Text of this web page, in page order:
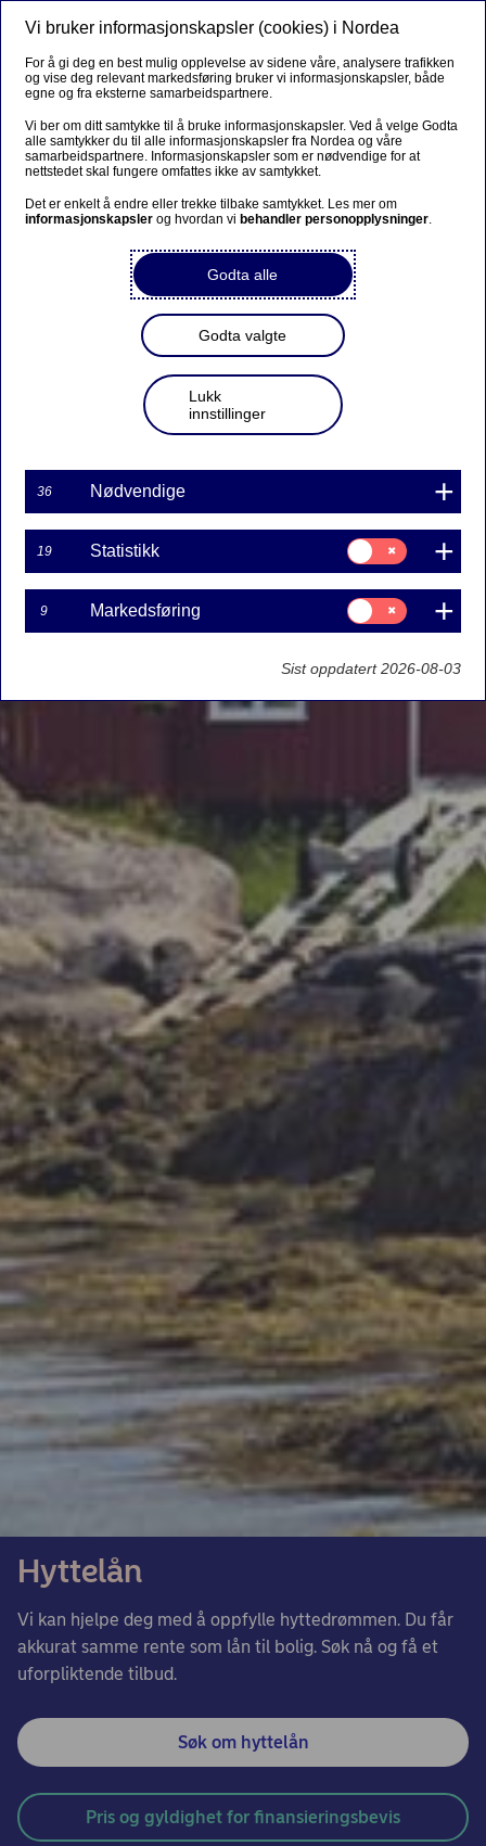
Hyttelån
Vi kan hjelpe deg med å oppfylle hyttedrømmen. Du får
akkurat samme rente som lån til bolig. Søk nå og få et
uforpliktende tilbud.
Søk om hyttelån
Pris og gyldighet for finansieringsbevis
Vi bruker informasjonskapsler (cookies) i Nordea
For å gi deg en best mulig opplevelse av sidene våre, analysere trafikken
og vise deg relevant markedsføring bruker vi informasjonskapsler, både
egne og fra eksterne samarbeidspartnere.
Vi ber om ditt samtykke til å bruke informasjonskapsler. Ved å velge Godta
alle samtykker du til alle informasjonskapsler fra Nordea og våre
samarbeidspartnere. Informasjonskapsler som er nødvendige for at
nettstedet skal fungere omfattes ikke av samtykket.
Det er enkelt å endre eller trekke tilbake samtykket. Les mer om
informasjonskapsler og hvordan vi behandler personopplysninger.
Godta alle
Godta valgte
Lukk
innstillinger
36 Nødvendige
19 Statistikk
Samtykke
til:
Statistikk
9 Markedsføring
Samtykke
til:
Markedsføring
Sist oppdatert 2026-08-03